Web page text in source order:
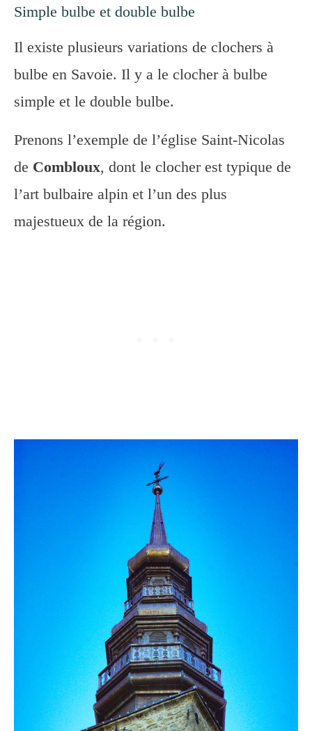
Simple bulbe et double bulbe
Il existe plusieurs variations de clochers à
bulbe en Savoie. Il y a le clocher à bulbe
simple et le double bulbe.
Prenons l’exemple de l’église Saint-Nicolas
de Combloux, dont le clocher est typique de
l’art bulbaire alpin et l’un des plus
majestueux de la région.